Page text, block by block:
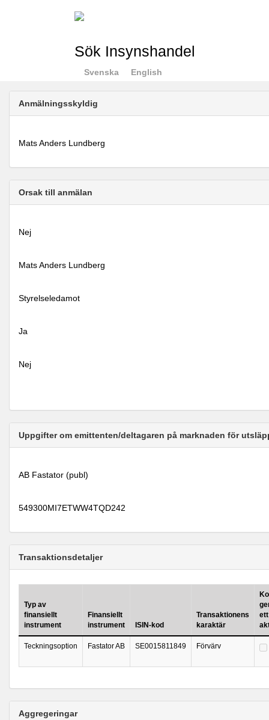
Sök Insynshandel
Svenska English
Anmälningsskyldig
Mats Anders Lundberg
Orsak till anmälan
Nej
Mats Anders Lundberg
Styrelseledamot
Ja
Nej
Uppgifter om emittenten/deltagaren på marknaden för
AB Fastator (publ)
549300MI7ETWW4TQD242
Transaktionsdetaljer
Typ av
finansiellt
instrument
Finansiellt
instrument
ISIN-kod
Transaktionens
karaktär
ett
Teckningsoption Fastator AB SE0015811849 Förvärv
Aggregeringar